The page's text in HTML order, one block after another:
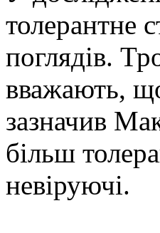
толерантне
поглядів.
вважають,
зазначив
більш
невіруючі.